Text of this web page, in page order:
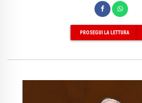
PROSEGUI LA LETTURA